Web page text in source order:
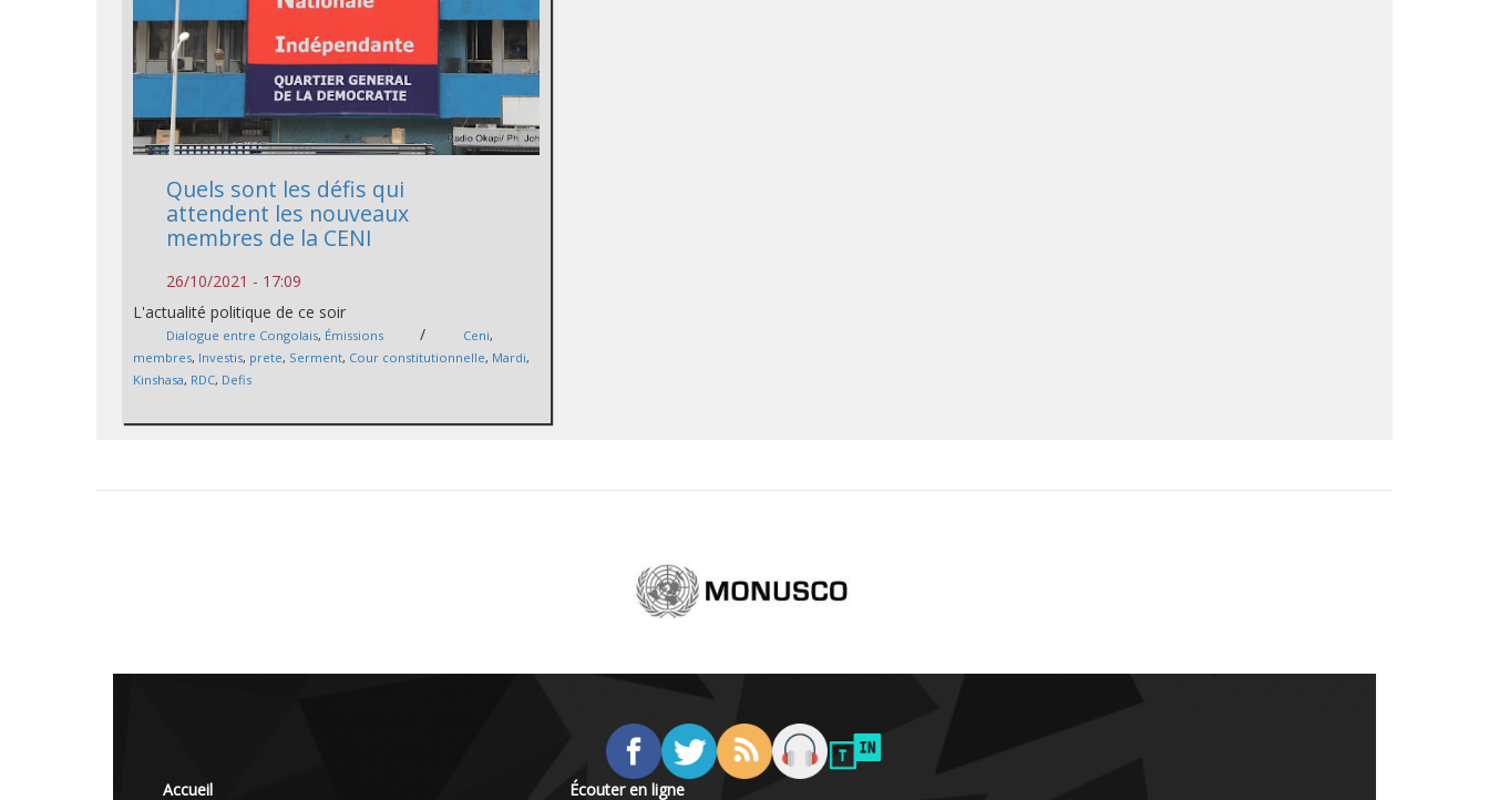
Quels sont les défis qui
attendent les nouveaux
membres de la CENI
26/10/2021 - 17:09
L'actualité politique de ce soir
Dialogue entre Congolais, Émissions / Ceni,
membres, Investis, prete, Serment, Cour constitutionnelle, Mardi,
Kinshasa, RDC, Defis
Accueil Écouter en ligne